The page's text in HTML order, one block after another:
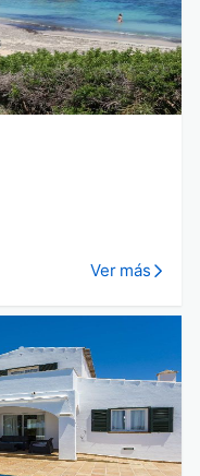
Ver más